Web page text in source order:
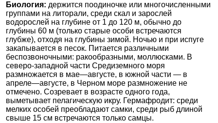
Биология: держится поодиночке или многочисленными
группами на литорали, среди скал и зарослей
водорослей на глубине от 1 до 120 м, обычно до
глубины 60 м (только старые особи встречаются
глубже), отходя на глубины зимой. Ночью и при испуге
закапывается в песок. Питается различными
беспозвоночными: ракообразными, моллюсками. В
северо-западной части Средиземного моря
размножается в мае—августе, в южной части — в
апреле—августе, в Черном море размножение не
отмечено. Созревает в возрасте одного года,
выметывает пелагическую икру. Гермафродит: среди
мелких особей преобладают самки, среди рыб длиной
свыше 15 см встречаются только самцы.